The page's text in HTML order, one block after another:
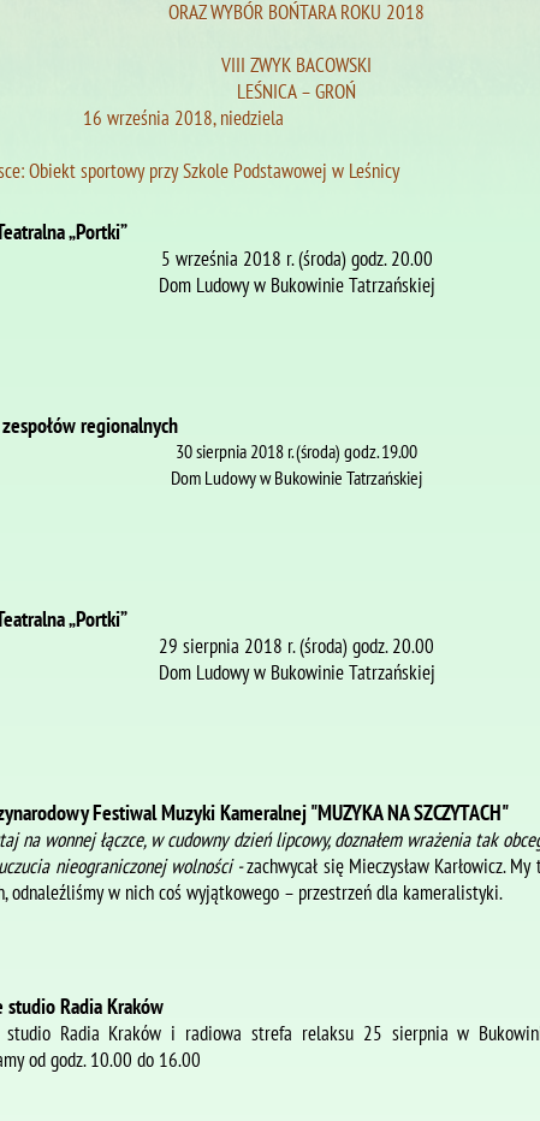
ORAZ WYBÓR BOŃTARA ROKU 2018
VIII ZWYK BACOWSKI
LEŚNICA – GROŃ
16 września 2018, niedziela
Obiekt sportowy przy Szkole Podstawowej w Leśnicy
„Portki”
5 września 2018 r. (środa) godz. 20.00
Dom Ludowy w Bukowinie Tatrzańskiej
regionalnych
30 sierpnia 2018 r. (środa) godz. 19.00
Dom Ludowy w Bukowinie Tatrzańskiej
„Portki”
29 sierpnia 2018 r. (środa) godz. 20.00
Dom Ludowy w Bukowinie Tatrzańskiej
Festiwal Muzyki Kameralnej "MUZYKA NA SZCZYTACH"
na wonnej łączce, w cudowny dzień lipcowy, doznałem wrażenia tak
nieograniczonej wolności -zachwycał się Mieczysław Karłowicz.
odnaleźliśmy w nich coś wyjątkowego – przestrzeń dla kameralistyki.
studio Radia Kraków
studio Radia Kraków i radiowa strefa relaksu 25 sierpnia w
od godz. 10.00 do 16.00